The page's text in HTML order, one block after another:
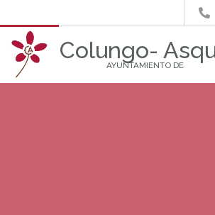
Colungo-
AYUNTAMIENTO DE